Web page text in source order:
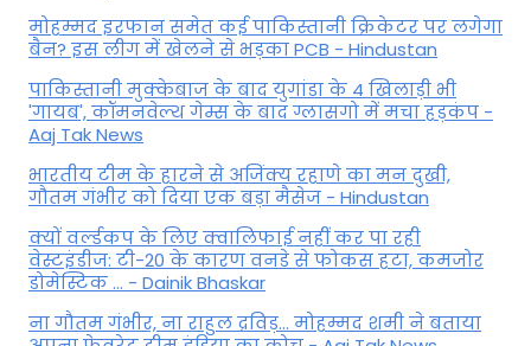
मोहम्मद इरफान समेत कई पाकिस्तानी क्रिकेटर पर लगेगा
बैन? इस लीग में खेलने से भड़का PCB - Hindustan
पाकिस्तानी मुक्केबाज के बाद युगांडा के 4 खिलाड़ी भी
'गायब', कॉमनवेल्थ गेम्स के बाद ग्लासगो में मचा हड़कंप -
Aaj Tak News
भारतीय टीम के हारने से अजिंक्य रहाणे का मन दुखी,
गौतम गंभीर को दिया एक बड़ा मैसेज - Hindustan
क्यों वर्ल्डकप के लिए क्वालिफाई नहीं कर पा रही
वेस्टइंडीज: टी-20 के कारण वनडे से फोकस हटा, कमजोर
डोमेस्टिक ... - Dainik Bhaskar
ना गौतम गंभीर, ना राहुल द्रव‍िड़... मोहम्मद शमी ने बताया